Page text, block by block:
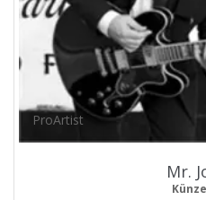
ProArtist
Mr.